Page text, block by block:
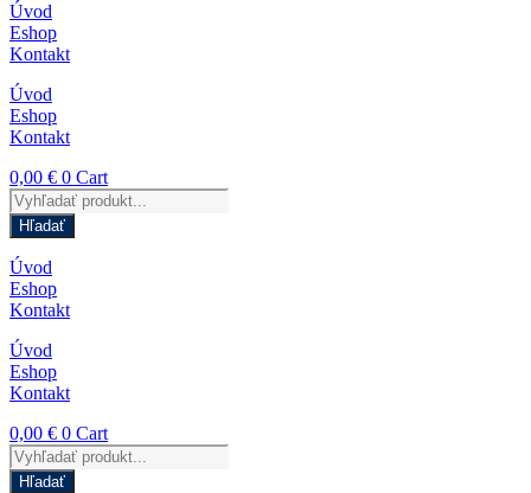
Úvod
Eshop
Kontakt
Úvod
Eshop
Kontakt
0,00 € 0 Cart
Products
search
Hľadať
Úvod
Eshop
Kontakt
Úvod
Eshop
Kontakt
0,00 € 0 Cart
Products
search
Hľadať